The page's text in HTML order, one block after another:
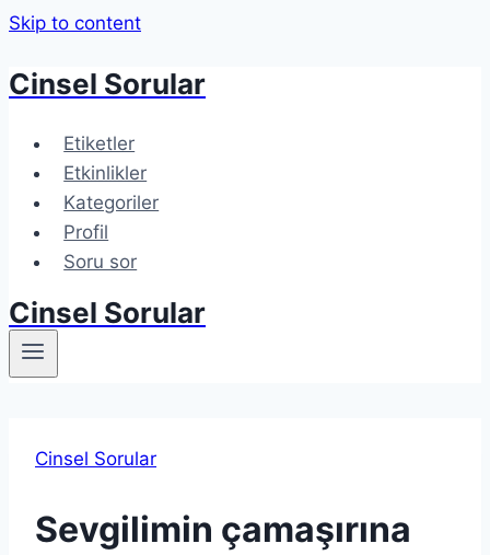
Skip to content
Cinsel Sorular
Etiketler
Etkinlikler
Kategoriler
Profil
Soru sor
Cinsel Sorular
Cinsel Sorular
Sevgilimin çamaşırına